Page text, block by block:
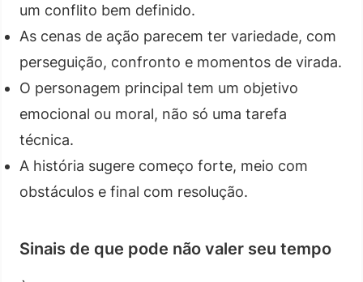
um conflito bem definido.
As cenas de ação parecem ter variedade, com
perseguição, confronto e momentos de virada.
O personagem principal tem um objetivo
emocional ou moral, não só uma tarefa
técnica.
A história sugere começo forte, meio com
obstáculos e final com resolução.
Sinais de que pode não valer seu tempo